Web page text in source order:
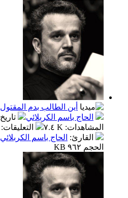
أين الطالب بدم المقتول
الحاج باسم الكربلائي
المشاهدات: ٧.٤ K التعليقات:
القارئ: الحاج باسم الكربلائي
الحجم ٩٦٢ KB